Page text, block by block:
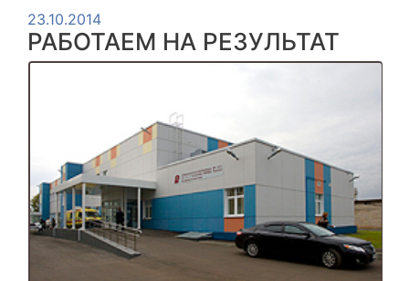
23.10.2014
РАБОТАЕМ НА РЕЗУЛЬТАТ